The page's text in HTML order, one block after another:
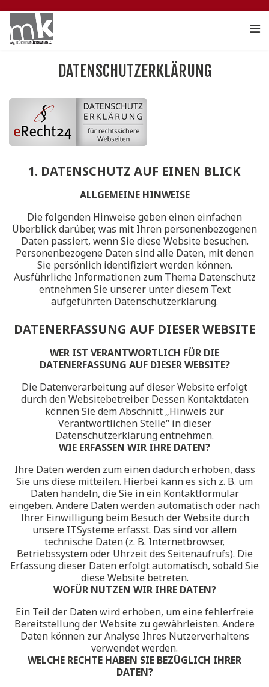
DATENSCHUTZERKLÄRUNG
1. DATENSCHUTZ AUF EINEN BLICK
ALLGEMEINE HINWEISE
Die folgenden Hinweise geben einen einfachen
Überblick darüber, was mit Ihren personenbezogenen
Daten passiert, wenn Sie diese Website besuchen.
Personenbezogene Daten sind alle Daten, mit denen
Sie persönlich identifiziert werden können.
Ausführliche Informationen zum Thema Datenschutz
entnehmen Sie unserer unter diesem Text
aufgeführten Datenschutzerklärung.
DATENERFASSUNG AUF DIESER WEBSITE
WER IST VERANTWORTLICH FÜR DIE
DATENERFASSUNG AUF DIESER WEBSITE?
Die Datenverarbeitung auf dieser Website erfolgt
durch den Websitebetreiber. Dessen Kontaktdaten
können Sie dem Abschnitt „Hinweis zur
Verantwortlichen Stelle“ in dieser
Datenschutzerklärung entnehmen.
WIE ERFASSEN WIR IHRE DATEN?
Ihre Daten werden zum einen dadurch erhoben, dass
Sie uns diese mitteilen. Hierbei kann es sich z. B. um
Daten handeln, die Sie in ein Kontaktformular
eingeben. Andere Daten werden automatisch oder nach
Ihrer Einwilligung beim Besuch der Website durch
unsere ITSysteme erfasst. Das sind vor allem
technische Daten (z. B. Internetbrowser,
Betriebssystem oder Uhrzeit des Seitenaufrufs). Die
Erfassung dieser Daten erfolgt automatisch, sobald Sie
diese Website betreten.
WOFÜR NUTZEN WIR IHRE DATEN?
Ein Teil der Daten wird erhoben, um eine fehlerfreie
Bereitstellung der Website zu gewährleisten. Andere
Daten können zur Analyse Ihres Nutzerverhaltens
verwendet werden.
WELCHE RECHTE HABEN SIE BEZÜGLICH IHRER
DATEN?